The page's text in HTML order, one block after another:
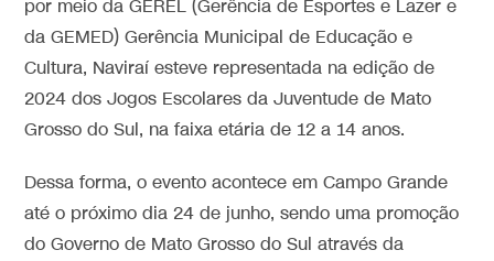
por meio da GEREL (Gerência de Esportes e Lazer e
da GEMED) Gerência Municipal de Educação e
Cultura, Naviraí esteve representada na edição de
2024 dos Jogos Escolares da Juventude de Mato
Grosso do Sul, na faixa etária de 12 a 14 anos.
Dessa forma, o evento acontece em Campo Grande
até o próximo dia 24 de junho, sendo uma promoção
do Governo de Mato Grosso do Sul através da